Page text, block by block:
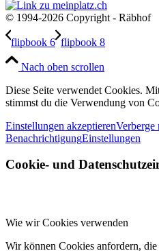
© 1994-2026 Copyright - Räbhof
flipbook 6 flipbook 8
Nach oben scrollen
Diese Seite verwendet Cookies.
stimmst du die Verwendung von
Einstellungen akzeptierenVerberge
BenachrichtigungEinstellungen
Cookie- und
Wie wir Cookies verwenden
Wir können Cookies anfordern,